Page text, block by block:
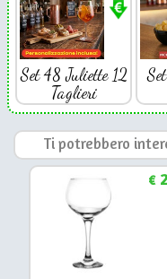
Set 48 Juliette 12
Taglieri
Ti potrebbero
€